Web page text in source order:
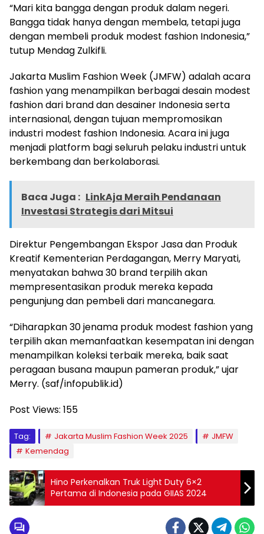
“Mari kita bangga dengan produk dalam negeri.
Bangga tidak hanya dengan membela, tetapi juga
dengan membeli produk modest fashion Indonesia,”
tutup Mendag Zulkifli.
Jakarta Muslim Fashion Week (JMFW) adalah acara
fashion yang menampilkan berbagai desain modest
fashion dari brand dan desainer Indonesia serta
internasional, dengan tujuan mempromosikan
industri modest fashion Indonesia. Acara ini juga
menjadi platform bagi seluruh pelaku industri untuk
berkembang dan berkolaborasi.
Baca Juga : LinkAja Meraih Pendanaan
Investasi Strategis dari Mitsui
Direktur Pengembangan Ekspor Jasa dan Produk
Kreatif Kementerian Perdagangan, Merry Maryati,
menyatakan bahwa 30 brand terpilih akan
mempresentasikan produk mereka kepada
pengunjung dan pembeli dari mancanegara.
“Diharapkan 30 jenama produk modest fashion yang
terpilih akan memanfaatkan kesempatan ini dengan
menampilkan koleksi terbaik mereka, baik saat
peragaan busana maupun pameran produk,” ujar
Merry. (saf/infopublik.id)
Post Views: 155
Tag: Jakarta Muslim Fashion Week 2025
JMFW
Kemendag
Hino Perkenalkan Truk Light Duty 6×2
Pertama di Indonesia pada GIIAS 2024